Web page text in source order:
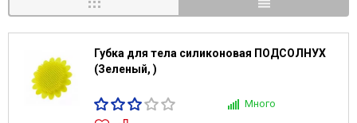
Губка для тела силиконовая ПОДСОЛНУХ
(Зеленый, )
Много